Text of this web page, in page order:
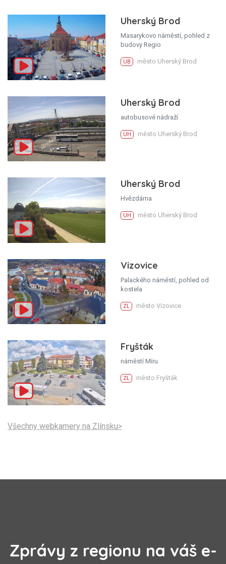
Uherský Brod
Masarykovo náměstí, pohled z
budovy Regio
UB město Uherský Brod
Uherský Brod
autobusové nádraží
UH město Uherský Brod
Uherský Brod
Hvězdárna
UH město Uherský Brod
Vizovice
Palackého náměstí, pohled od
kostela
ZL město Vizovice
Fryšták
náměstí Míru
ZL město Fryšták
Všechny webkamery na Zlínsku>
Zprávy z regionu na váš e-